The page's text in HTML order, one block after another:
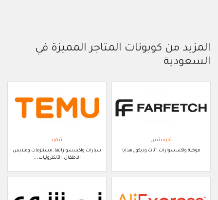
المزيد من كوبونات المتاجر المميزة في
السعودية
فارفيتش
موضة واكسسوارات, أثاث وديكور, هدايا
تيمو
سيارات واكسسواراتها, مستلزمات وملابس
الاطفال, الألكترونيات, ..